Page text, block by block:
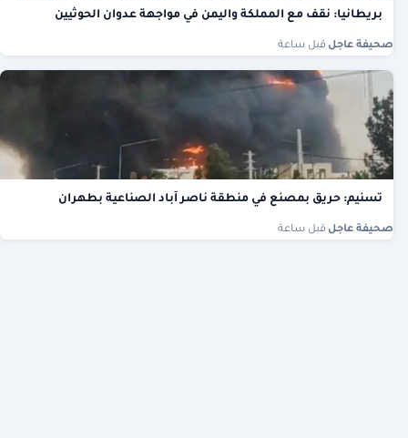
بريطانيا: نقف مع المملكة واليمن في مواجهة عدوان الحوثيين
صحيفة عاجل قبل ساعة
تسنيم: حريق بمصنع في منطقة ناصر آباد الصناعية بطهران
صحيفة عاجل قبل ساعة